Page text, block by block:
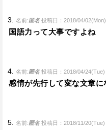
3. 名前:匿名 投稿日：2018/04/
国語力って大事ですよね
4. 名前:匿名 投稿日：2018/04/24(Tue)
感情が先行して変な文章
5. 名前:匿名 投稿日：2018/11/20(Tue)